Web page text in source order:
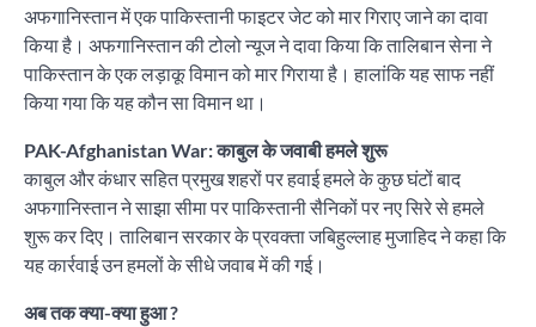
अफगानिस्तान में एक पाकिस्तानी फाइटर जेट को मार गिराए जाने का दावा
किया है। अफगानिस्तान की टोलो न्यूज ने दावा किया कि तालिबान सेना ने
पाकिस्तान के एक लड़ाकू विमान को मार गिराया है। हालांकि यह साफ नहीं
किया गया कि यह कौन सा विमान था।
PAK-Afghanistan War: काबुल के जवाबी हमले शुरू
काबुल और कंधार सहित प्रमुख शहरों पर हवाई हमले के कुछ घंटों बाद
अफगानिस्तान ने साझा सीमा पर पाकिस्तानी सैनिकों पर नए सिरे से हमले
शुरू कर दिए। तालिबान सरकार के प्रवक्ता जबिहुल्लाह मुजाहिद ने कहा कि
यह कार्रवाई उन हमलों के सीधे जवाब में की गई।
अब तक क्या-क्या हुआ ?